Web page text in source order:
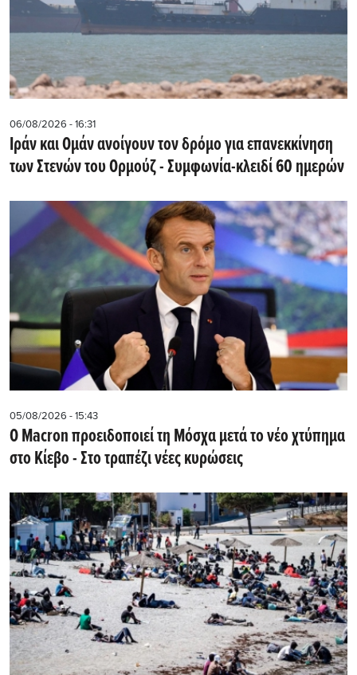
06/08/2026 - 16:31
Ιράν και Ομάν ανοίγουν τον δρόμο για επανεκκίνηση
των Στενών του Ορμούζ - Συμφωνία-κλειδί 60 ημερών
05/08/2026 - 15:43
Ο Macron προειδοποιεί τη Μόσχα μετά το νέο χτύπημα
στο Κίεβο - Στο τραπέζι νέες κυρώσεις